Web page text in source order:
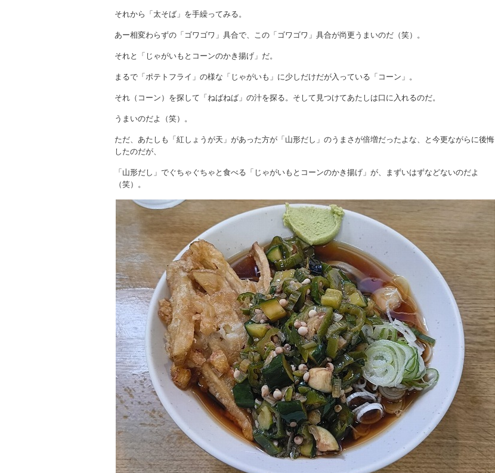
それから「太そば」を手繰ってみる。
あー相変わらずの「ゴワゴワ」具合で、この「ゴワゴワ」具合が尚更うまいのだ（笑）。
それと「じゃがいもとコーンのかき揚げ」だ。
まるで「ポテトフライ」の様な「じゃがいも」に少しだけだが入っている「コーン」。
それ（コーン）を探して「ねばねば」の汁を探る。そして見つけてあたしは口に入れるのだ。
うまいのだよ（笑）。
ただ、あたしも「紅しょうが天」があった方が「山形だし」のうまさが倍増だったよな、と今更ながらに後悔
したのだが、
「山形だし」でぐちゃぐちゃと食べる「じゃがいもとコーンのかき揚げ」が、まずいはずなどないのだよ
（笑）。